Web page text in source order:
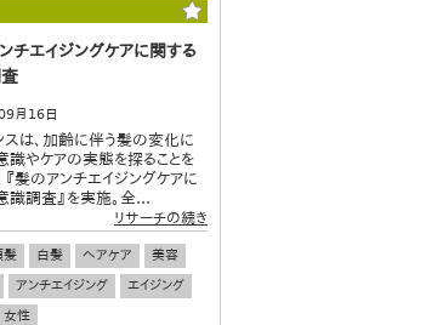
チエイジングケアに関する
月16日
スは、加齢に伴う髪の変化に
識やケアの実態を探ることを
『髪のアンチエイジングケアに
識調査』を実施。全...
リサーチの続き
髪 白髪 ヘアケア
美容
アンチエイジング
エイジング
女性